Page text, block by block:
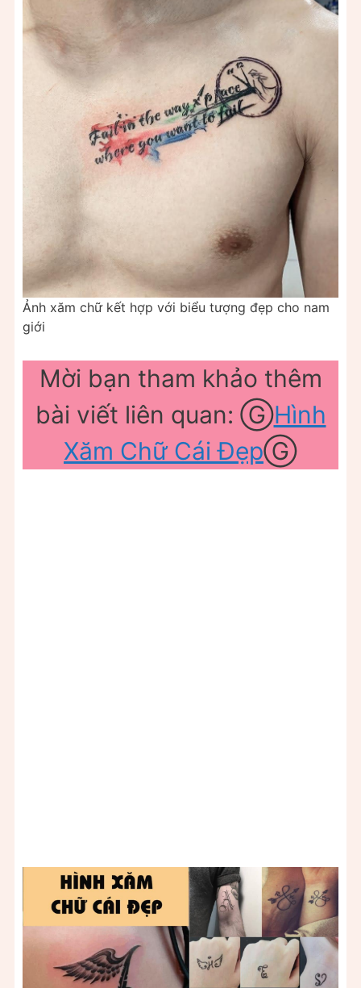
Ảnh xăm chữ kết hợp với biểu tượng đẹp cho nam
giới
Mời bạn tham khảo thêm
bài viết liên quan: ⒼHình
Xăm Chữ Cái ĐẹpⒼ